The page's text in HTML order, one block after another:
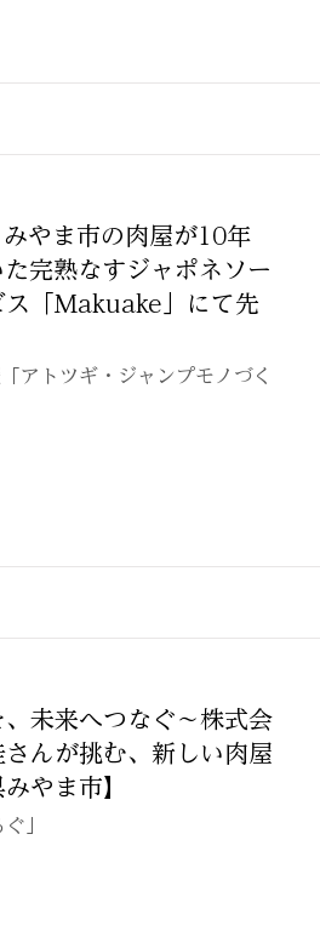
みやま市の肉屋が10年
完熟なすジャポネソー
ス「Makuake」にて先
アトツギ・ジャンプモノづく
未来へつなぐ〜株式会
んが挑む、新しい肉屋
やま市】
」